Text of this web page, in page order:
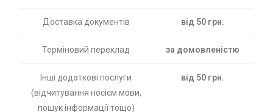
Доставка документів від 50 грн.
Терміновий переклад за домовленістю
Інші додаткові послуги
(відчитування носієм мови,
пошук інформації тощо)
від 50 грн.